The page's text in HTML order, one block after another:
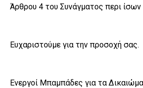
Άρθρου 4 του Συνάγματος περι
Ευχαριστούμε για την προσοχή σας.
Ενεργοί Μπαμπάδες για τα